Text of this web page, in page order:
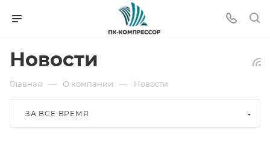
Новости
Главная — О компании — Новости
ЗА ВСЕ ВРЕМЯ